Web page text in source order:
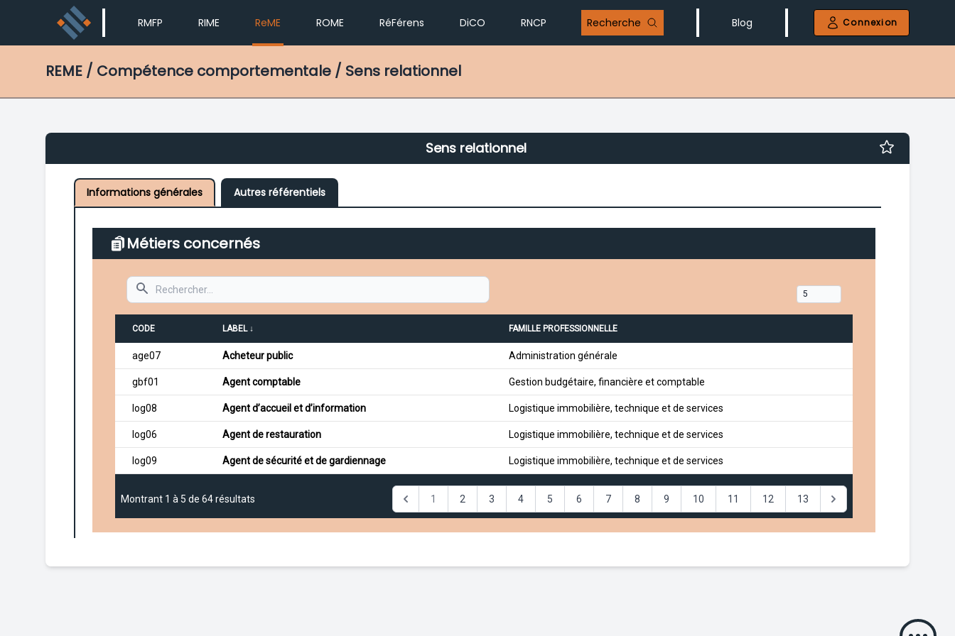
RMFP RIME ReME ROME RéFérens DiCO RNCP Recherche Blog Connexion
REME / Compétence comportementale / Sens relationnel
Sens relationnel
Informations générales Autres référentiels
Métiers concernés
Search
CODE LABEL ↓ FAMILLE PROFESSIONNELLE
age07 Acheteur public Administration générale
gbf01 Agent comptable Gestion budgétaire, financière et comptable
log08 Agent d’accueil et d’information Logistique immobilière, technique et de services
log06 Agent de restauration Logistique immobilière, technique et de services
log09 Agent de sécurité et de gardiennage Logistique immobilière, technique et de services
Montrant 1 à 5 de 64résultats 1 2 3 4 5 6 7 8 9 10 11 12 13